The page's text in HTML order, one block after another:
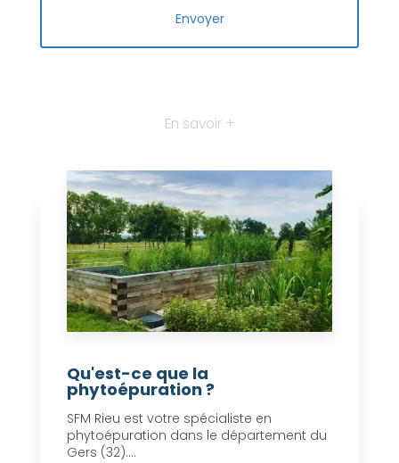
En savoir +
Qu'est-ce que la
phytoépuration ?
SFM Rieu est votre spécialiste en
phytoépuration dans le département du
Gers (32)....